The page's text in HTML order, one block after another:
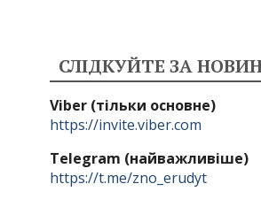
СЛІДКУЙТЕ ЗА
Viber (тільки основне)
https://invite.viber.com
Telegram (найважливіше)
https://t.me/zno_erudyt